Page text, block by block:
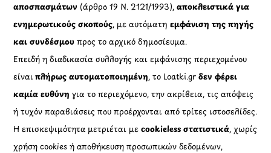
αποσπασμάτων (άρθρο 19 Ν. 2121/1993), αποκλειστικά για
ενημερωτικούς σκοπούς, με αυτόματηεμφάνιση της πηγής
και συνδέσμου προς το αρχικό δημοσίευμα.
Επειδή η διαδικασία συλλογής και εμφάνισης περιεχομένου
είναιπλήρως αυτοματοποιημένη, το Loatki.grδεν φέρει
καμία ευθύνη για το περιεχόμενο, την ακρίβεια, τις απόψεις
ή τυχόν παραβιάσεις που προέρχονται από τρίτες ιστοσελίδες.
Η επισκεψιμότητα μετριέται μεcookieless στατιστικά, χωρίς
χρήση cookies ή αποθήκευση προσωπικών δεδομένων,